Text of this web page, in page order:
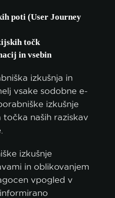
poti (User Journey
točk
in vsebin
izkušnja in
vsake sodobne e-
izkušnje
naših raziskav
izkušnje
in oblikovanjem
vpogled v